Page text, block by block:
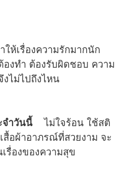
ให้เรื่องความรักมากนัก
องทำ ต้องรับผิดชอบ ความ
ไม่ไปถึงไหน
จำวันนี้ ไม่ใจร้อน ใช้สติ
สื้อผ้าอาภรณ์ที่สวยงาม จะ
รื่องของความสุข